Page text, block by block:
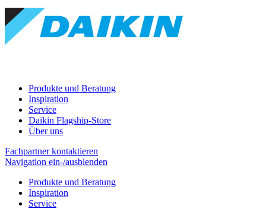
Produkte und Beratung
Inspiration
Service
Daikin Flagship-Store
Über uns
Fachpartner kontaktieren
Navigation ein-/ausblenden
Produkte und Beratung
Inspiration
Service